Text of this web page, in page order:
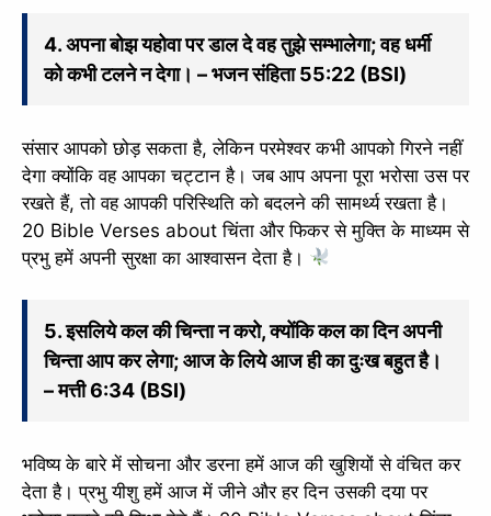
4. अपना बोझ यहोवा पर डाल दे वह तुझे सम्भालेगा; वह धर्मी
को कभी टलने न देगा। – भजन संहिता 55:22 (BSI)
संसार आपको छोड़ सकता है, लेकिन परमेश्वर कभी आपको गिरने नहीं
देगा क्योंकि वह आपका चट्टान है। जब आप अपना पूरा भरोसा उस पर
रखते हैं, तो वह आपकी परिस्थिति को बदलने की सामर्थ्य रखता है।
20 Bible Verses about चिंता और फिकर से मुक्ति के माध्यम से
प्रभु हमें अपनी सुरक्षा का आश्वासन देता है।
5. इसलिये कल की चिन्ता न करो, क्योंकि कल का दिन अपनी
चिन्ता आप कर लेगा; आज के लिये आज ही का दुःख बहुत है।
– मत्ती 6:34 (BSI)
भविष्य के बारे में सोचना और डरना हमें आज की खुशियों से वंचित कर
देता है। प्रभु यीशु हमें आज में जीने और हर दिन उसकी दया पर